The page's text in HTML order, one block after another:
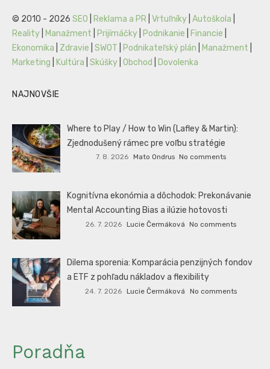
© 2010 - 2026 SEO Reklama a PR Vrtuľníky Autoškola
Reality
Manažment Prijímáčky Podnikanie Financie
Ekonomika
Zdravie SWOT Podnikateľský plán Manažment
Marketing
Kultúra Skúšky Obchod Dovolenka
NAJNOVŠIE
Where to Play / How to Win (Lafley & Martin):
Zjednodušený rámec pre voľbu stratégie
7. 8. 2026 Mato Ondrus No comments
Kognitívna ekonómia a dôchodok: Prekonávanie
Mental Accounting Bias a ilúzie hotovosti
26. 7. 2026 Lucie Čermáková No comments
Dilema sporenia: Komparácia penzijných fondov
a ETF z pohľadu nákladov a flexibility
24. 7. 2026 Lucie Čermáková No comments
Poradňa